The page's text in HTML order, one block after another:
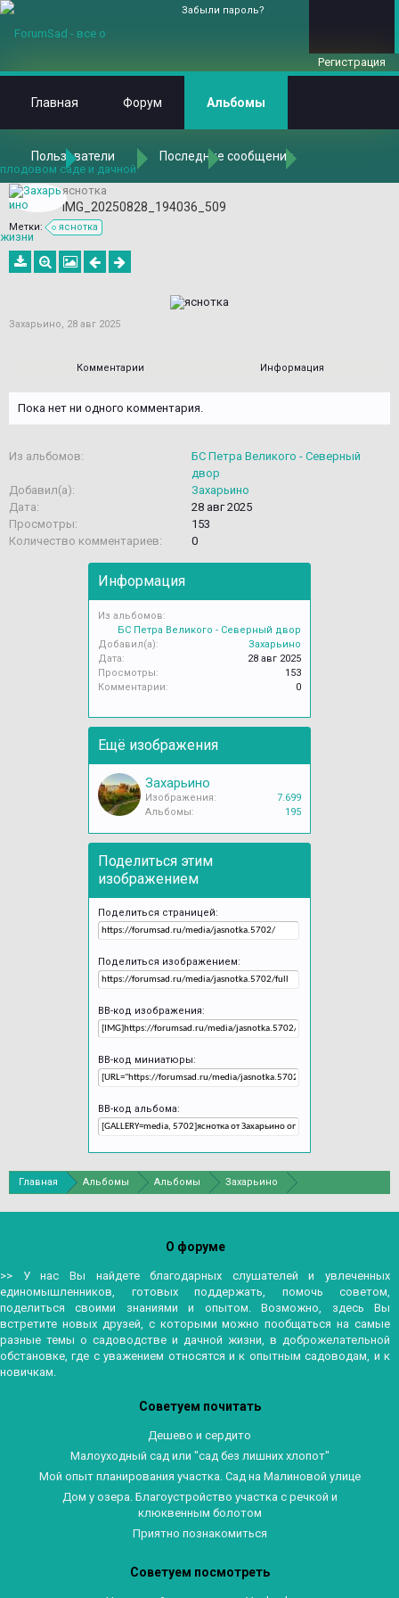
Главная Альбомы Альбомы
Захарьино
яснотка
IMG_20250828_194036_509
Метки: яснотка
Захарьино, 28 авг 2025
Комментарии Информация
Пока нет ни одного комментария.
Из альбомов:
БС Петра Великого - Северный
двор
Добавил(а):
Захарьино
Дата:
28 авг 2025
Просмотры:
153
Количество комментариев:
0
Информация
Из альбомов:
БС Петра Великого - Северный двор
Добавил(а):
Захарьино
Дата:
28 авг 2025
Просмотры:
153
Комментарии:
0
Ещё изображения
Захарьино
Изображения:
7.699
Альбомы:
195
Поделиться этим
изображением
Поделиться страницей:
Поделиться изображением:
BB-код изображения:
BB-код миниатюры:
BB-код альбома:
Главная Альбомы Альбомы
Захарьино
Забыли пароль?
Регистрация
Главная Форум Альбомы
Пользователи Последние сообщения
О форуме
>> У нас Вы найдете благодарных слушателей и увлеченных
единомышленников, готовых поддержать, помочь советом,
поделиться своими знаниями и опытом. Возможно, здесь Вы
встретите новых друзей, с которыми можно пообщаться на самые
разные темы о садоводстве и дачной жизни, в доброжелательной
обстановке, где с уважением относятся и к опытным садоводам, и к
новичкам.
Советуем почитать
Дешево и сердито
Малоуходный сад или "сад без лишних хлопот"
Мой опыт планирования участка. Сад на Малиновой улице
Дом у озера. Благоустройство участка с речкой и
клюквенным болотом
Приятно познакомиться
Советуем посмотреть